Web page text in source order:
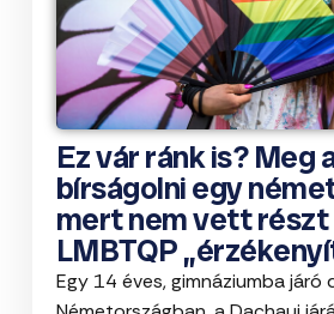
Ez vár ránk is? Meg
bírságolni egy
mert nem vett
LMBTQP
Egy 14 éves, gimnáziumba járó